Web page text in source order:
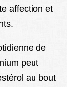
affection et
de
peut
au bout